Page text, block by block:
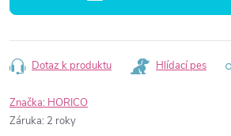
Dotaz k produktu Hlídací pes
Značka: HORICO
Záruka: 2 roky